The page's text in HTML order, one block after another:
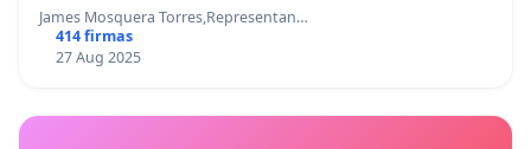
James Mosquera Torres,Representan…
414 firmas
27 Aug 2025